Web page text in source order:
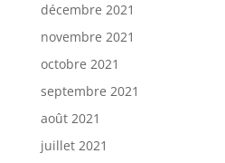
décembre 2021
novembre 2021
octobre 2021
septembre 2021
août 2021
juillet 2021